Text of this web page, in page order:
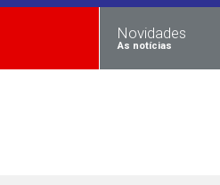
Novidades
As notícias